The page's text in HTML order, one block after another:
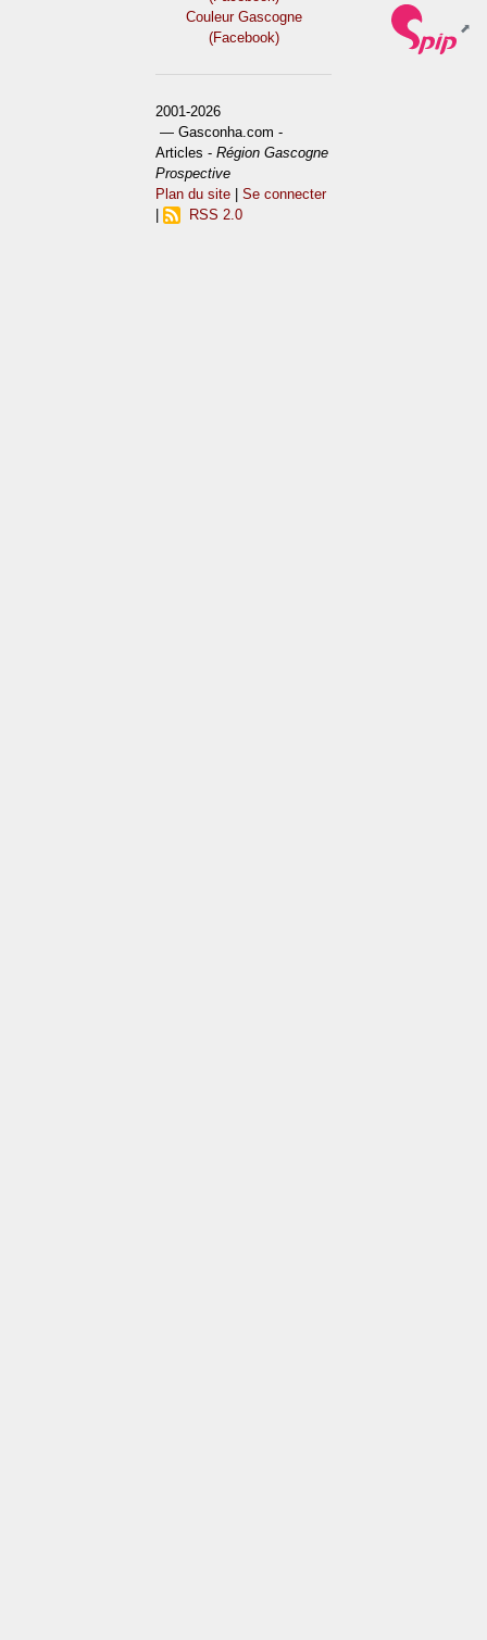
Couleur Gascogne
(Facebook)
2001-2026
— Gasconha.com -
Articles -Région Gascogne
Prospective
Plan du site |Se connecter
RSS 2.0